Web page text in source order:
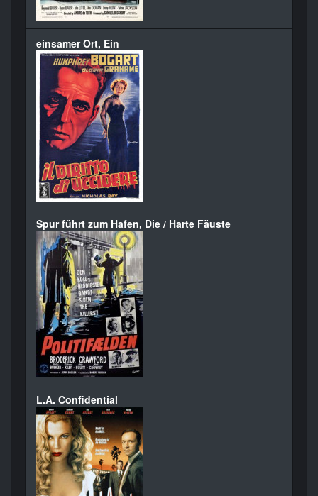
einsamer Ort, Ein
Spur führt zum Hafen, Die / Harte Fäuste
L.A. Confidential